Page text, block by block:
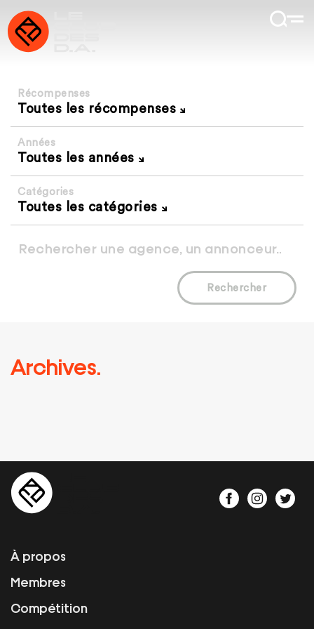
Récompenses
Toutes les récompenses
Années
Toutes les années
Catégories
Toutes les catégories
Rechercher
Archives.
À propos
Membres
Compétition